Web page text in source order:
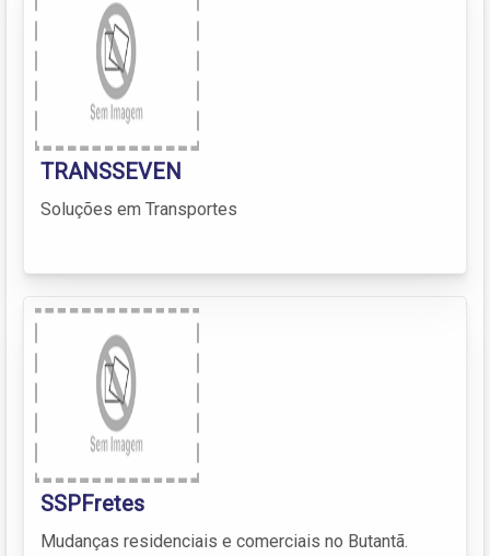
TRANSSEVEN
Soluções em Transportes
SSPFretes
Mudanças residenciais e comerciais no Butantã.